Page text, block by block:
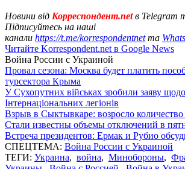
Новини від Корреспондент.netв Telegram
Підписуйтесь на наші
канали https://t.me/korrespondentnetта
Читайте Korrespondent.net в Google News
Война России с Украиной
Провал сезона: Москва будет платить
турсектора Крыма
У Сухопутних військах зробили заяву щодо
Інтернаціональних легіонів
Взрыв в Сыктывкаре: возросло
Стали известны объемы отключений в
Встреча президентов: Ермак и Рубио
СПЕЦТЕМА: Война России с Украиной
ТЕГИ: Украина, война, Минобороны,